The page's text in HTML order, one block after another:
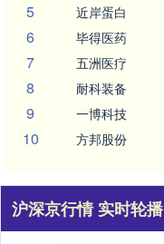
5 近岸蛋白
6 毕得医药
7 五洲医疗
8 耐科装备
9 一博科技
10 方邦股份
沪深京行情 实时轮播